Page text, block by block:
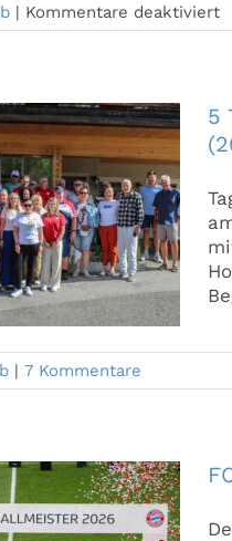
| Kommentare deaktiviertfür
5
| 7 Kommentare